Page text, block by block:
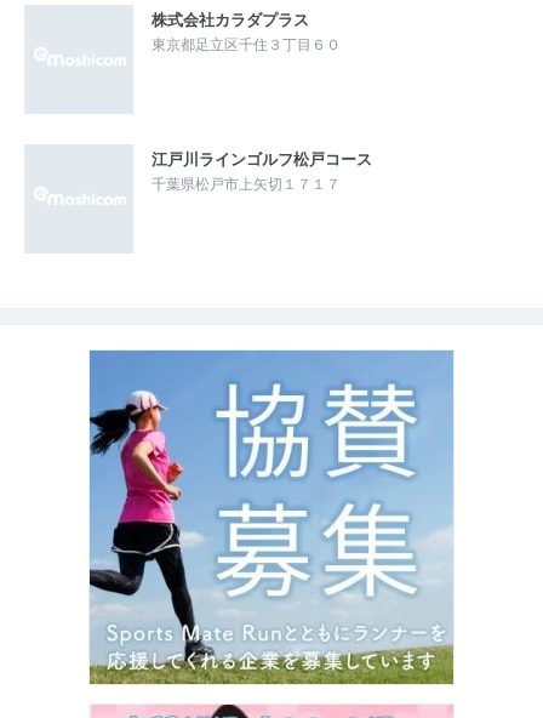
株式会社カラダプラス
東京都足立区千住３丁目６０
江戸川ラインゴルフ松戸コース
千葉県松戸市上矢切１７１７